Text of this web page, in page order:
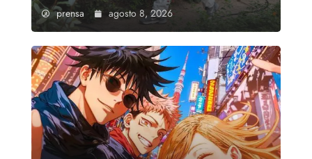
prensa agosto 8, 2026